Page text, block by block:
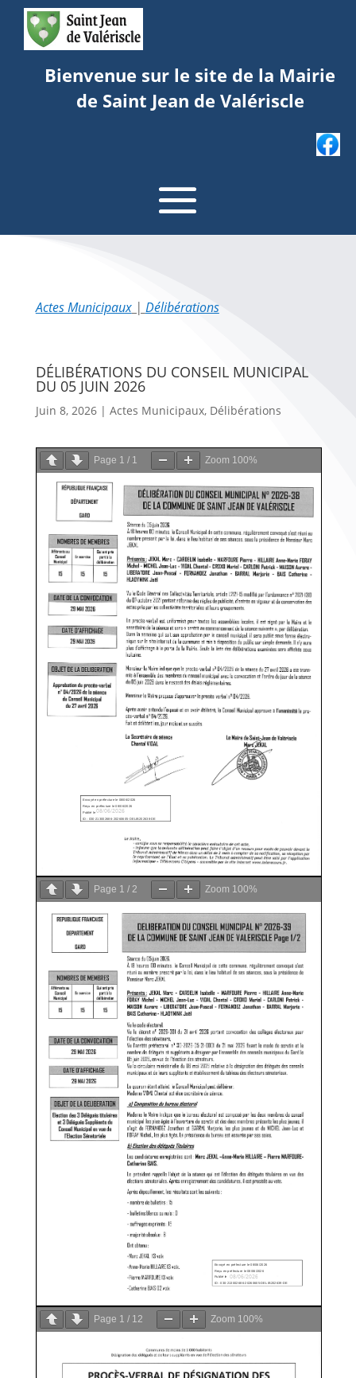
Bienvenue sur le site de la Mairie
de Saint Jean de Valériscle
Actes Municipaux| Délibérations
DÉLIBÉRATIONS DU CONSEIL MUNICIPAL
DU 05 JUIN 2026
Juin 8, 2026| Actes Municipaux, Délibérations
Page 1 / 1 Zoom 100%
Page 1 / 2 Zoom 100%
Page 1 / 12 Zoom 100%